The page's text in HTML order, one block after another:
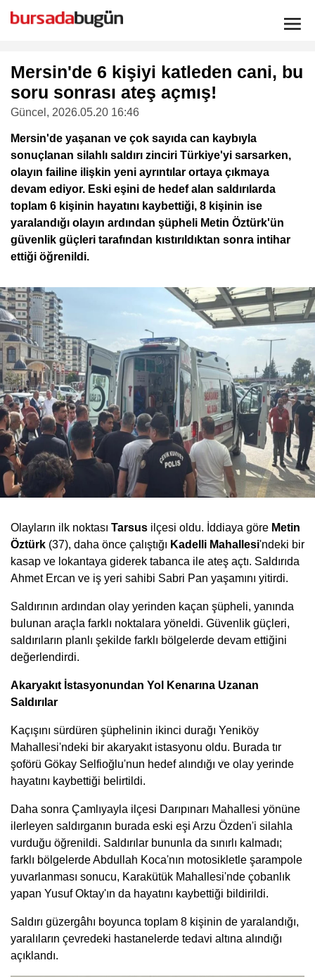
Mersin'de 6 kişiyi katleden cani, bu
soru sonrası ateş açmış!
Güncel , 2026.05.20 16:46
Mersin'de yaşanan ve çok sayıda can kaybıyla
sonuçlanan silahlı saldırı zinciri Türkiye'yi sarsarken,
olayın failine ilişkin yeni ayrıntılar ortaya çıkmaya
devam ediyor. Eski eşini de hedef alan saldırılarda
toplam 6 kişinin hayatını kaybettiği, 8 kişinin ise
yaralandığı olayın ardından şüpheli Metin Öztürk'ün
güvenlik güçleri tarafından kıstırıldıktan sonra intihar
ettiği öğrenildi.
Olayların ilk noktası Tarsus ilçesi oldu. İddiaya göre Metin
Öztürk (37), daha önce çalıştığı Kadelli Mahallesi'ndeki bir
kasap ve lokantaya giderek tabanca ile ateş açtı. Saldırıda
Ahmet Ercan ve iş yeri sahibi Sabri Pan yaşamını yitirdi.
Saldırının ardından olay yerinden kaçan şüpheli, yanında
bulunan araçla farklı noktalara yöneldi. Güvenlik güçleri,
saldırıların planlı şekilde farklı bölgelerde devam ettiğini
değerlendirdi.
Akaryakıt İstasyonundan Yol Kenarına Uzanan
Saldırılar
Kaçışını sürdüren şüphelinin ikinci durağı Yeniköy
Mahallesi'ndeki bir akaryakıt istasyonu oldu. Burada tır
şoförü Gökay Selfioğlu'nun hedef alındığı ve olay yerinde
hayatını kaybettiği belirtildi.
Daha sonra Çamlıyayla ilçesi Darıpınarı Mahallesi yönüne
ilerleyen saldırganın burada eski eşi Arzu Özden'i silahla
vurduğu öğrenildi. Saldırılar bununla da sınırlı kalmadı;
farklı bölgelerde Abdullah Koca'nın motosikletle şarampole
yuvarlanması sonucu, Karakütük Mahallesi'nde çobanlık
yapan Yusuf Oktay'ın da hayatını kaybettiği bildirildi.
Saldırı güzergâhı boyunca toplam 8 kişinin de yaralandığı,
yaralıların çevredeki hastanelerde tedavi altına alındığı
açıklandı.